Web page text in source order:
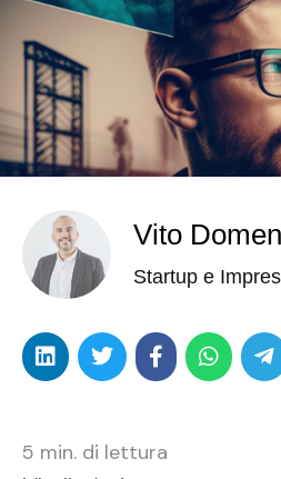
Vito
Startup e
5 min. di lettura